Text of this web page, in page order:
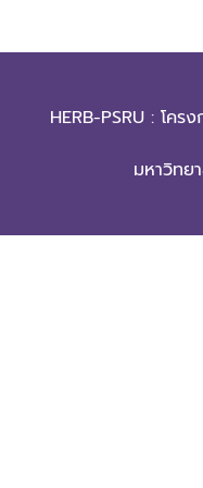
HERB-PSRU : โค
มหาวิทย